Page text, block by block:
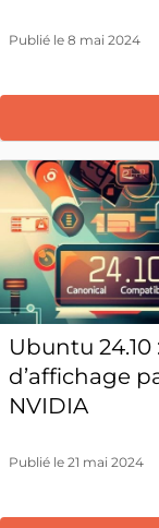
Publié le 8 mai 2024
Ubuntu
d’affichage
NVIDIA
Publié le 21 mai 2024